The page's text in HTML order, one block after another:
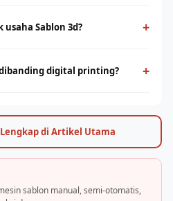
ke permukaan kain. Cocok untuk
Sablon 3d? +
otomatis. Konsultasikan dengan
digital printing? +
sublimasi) unggul untuk order
detail. Keduanya bisa saling
di Artikel Utama
sablon manual, semi-otomatis,